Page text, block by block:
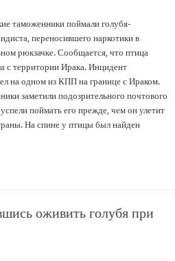
таможенники поймали голубя-
переносившего наркотики в
рюкзачке. Сообщается, что птица
с территории Ирака. Инцидент
на одном из КПП на границе с Ираком.
заметили подозрительного почтового
поймать его прежде, чем он улетит
На спине у птицы был найден
оживить голубя при